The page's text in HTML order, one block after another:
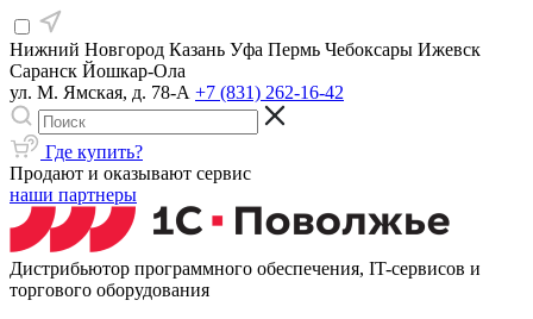
Нижний Новгород Казань Уфа Пермь Чебоксары Ижевск
Саранск Йошкар-Ола
ул. М. Ямская, д. 78-А +7 (831) 262-16-42
Где купить?
Продают и оказывают сервис
наши партнеры
Дистрибьютор программного обеспечения, IT-сервисов и
торгового оборудования